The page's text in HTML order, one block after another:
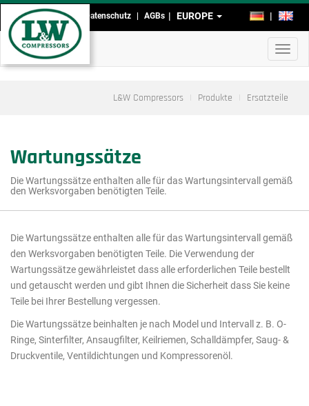
Direkt
zum
Inhalt
DE EN
EUROPE
Kopf-
und
Fußmenü
Impressum Datenschutz AGBs
L&W Compressors Produkte Ersatzteile
Wartungssätze
Die Wartungssätze enthalten alle für das Wartungsintervall gemäß
den Werksvorgaben benötigten Teile.
Hauptmenü
Ausschnitt
Produkte
Die Wartungssätze enthalten alle für das Wartungsintervall gemäß
den Werksvorgaben benötigten Teile. Die Verwendung der
Wartungssätze gewährleistet dass alle erforderlichen Teile bestellt
und getauscht werden und gibt Ihnen die Sicherheit dass Sie keine
Teile bei Ihrer Bestellung vergessen.
Die Wartungssätze beinhalten je nach Model und Intervall z. B. O-
Ringe, Sinterfilter, Ansaugfilter, Keilriemen, Schalldämpfer, Saug- &
Druckventile, Ventildichtungen und Kompressorenöl.